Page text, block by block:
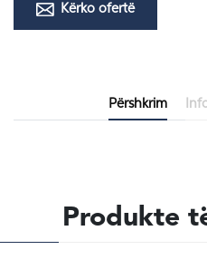
Kërko ofertë
Përshkrim
Produkte